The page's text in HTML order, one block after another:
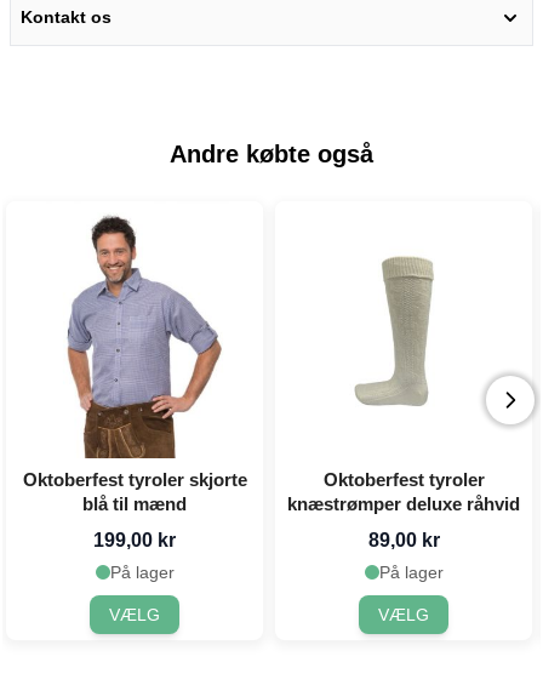
Kontakt os
Andre købte også
Oktoberfest tyroler skjorte
blå til mænd
199,00 kr
På lager
VÆLG
Oktoberfest tyroler
knæstrømper deluxe råhvid
89,00 kr
På lager
VÆLG